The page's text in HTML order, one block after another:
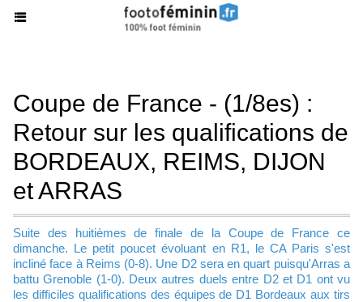
Coupe de France - (1/8es) :
Retour sur les qualifications de
BORDEAUX, REIMS, DIJON
et ARRAS
Suite des huitièmes de finale de la Coupe de France ce
dimanche. Le petit poucet évoluant en R1, le CA Paris s'est
incliné face à Reims (0-8). Une D2 sera en quart puisqu'Arras a
battu Grenoble (1-0). Deux autres duels entre D2 et D1 ont vu
les difficiles qualifications des équipes de D1 Bordeaux aux tirs